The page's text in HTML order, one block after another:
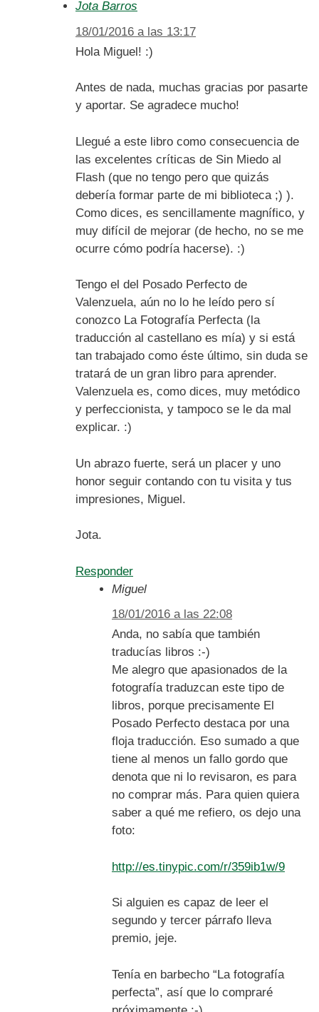
Jota Barros
18/01/2016 a las 13:17
Hola Miguel! :)
Antes de nada, muchas gracias por pasarte
y aportar. Se agradece mucho!
Llegué a este libro como consecuencia de
las excelentes críticas de Sin Miedo al
Flash (que no tengo pero que quizás
debería formar parte de mi biblioteca ;) ).
Como dices, es sencillamente magnífico, y
muy difícil de mejorar (de hecho, no se me
ocurre cómo podría hacerse). :)
Tengo el del Posado Perfecto de
Valenzuela, aún no lo he leído pero sí
conozco La Fotografía Perfecta (la
traducción al castellano es mía) y si está
tan trabajado como éste último, sin duda se
tratará de un gran libro para aprender.
Valenzuela es, como dices, muy metódico
y perfeccionista, y tampoco se le da mal
explicar. :)
Un abrazo fuerte, será un placer y uno
honor seguir contando con tu visita y tus
impresiones, Miguel.
Jota.
Responder
Miguel
18/01/2016 a las 22:08
Anda, no sabía que también
traducías libros :-)
Me alegro que apasionados de la
fotografía traduzcan este tipo de
libros, porque precisamente El
Posado Perfecto destaca por una
floja traducción. Eso sumado a que
tiene al menos un fallo gordo que
denota que ni lo revisaron, es para
no comprar más. Para quien quiera
saber a qué me refiero, os dejo una
foto:
http://es.tinypic.com/r/359ib1w/9
Si alguien es capaz de leer el
segundo y tercer párrafo lleva
premio, jeje.
Tenía en barbecho “La fotografía
perfecta”, así que lo compraré